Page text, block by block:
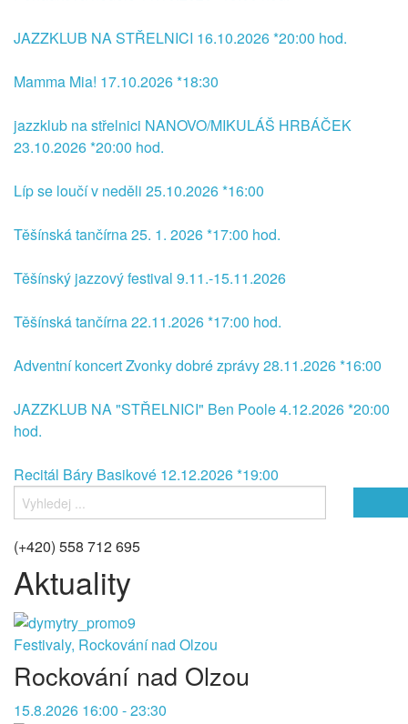
JAZZKLUB NA STŘELNICI 16.10.2026 *20:00 hod.
Mamma Mia! 17.10.2026 *18:30
jazzklub na střelnici NANOVO/MIKULÁŠ HRBÁČEK
23.10.2026 *20:00 hod.
Líp se loučí v neděli 25.10.2026 *16:00
Těšínská tančírna 25. 1. 2026 *17:00 hod.
Těšínský jazzový festival 9.11.-15.11.2026
Těšínská tančírna 22.11.2026 *17:00 hod.
Adventní koncert Zvonky dobré zprávy 28.11.2026 *16:00
JAZZKLUB NA "STŘELNICI" Ben Poole 4.12.2026 *20:00
hod.
Recitál Báry Basikové 12.12.2026 *19:00
(+420) 558 712 695
Aktuality
Festivaly, Rockování nad Olzou
Rockování nad Olzou
15.8.2026 16:00 - 23:30